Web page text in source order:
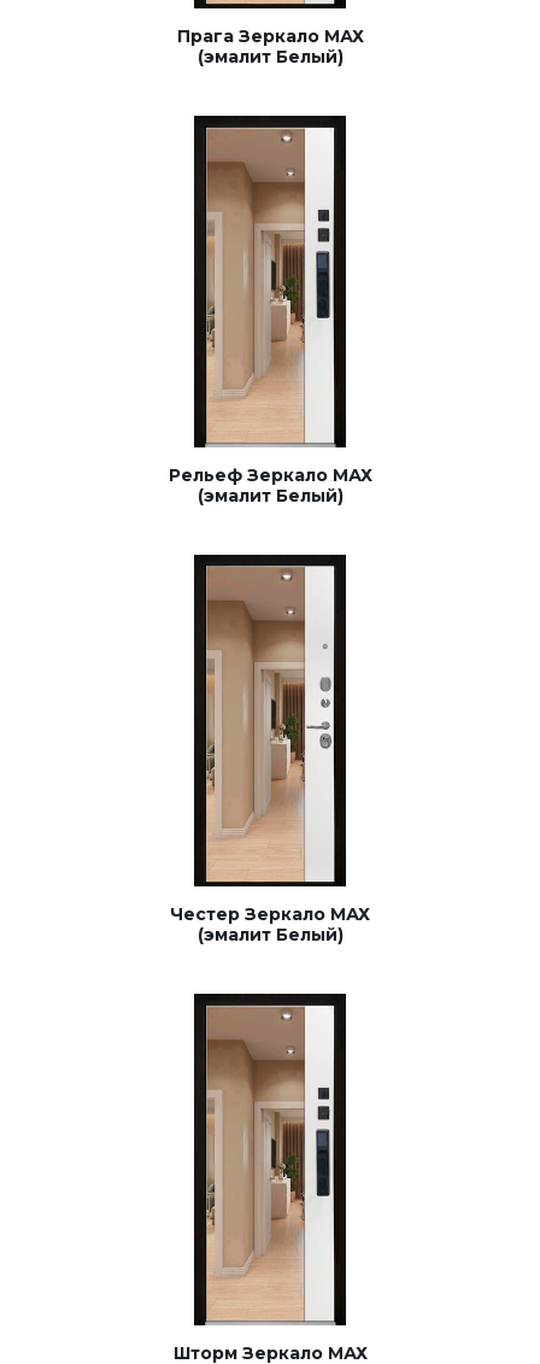
Прага Зеркало МАХ
(эмалит Белый)
Рельеф Зеркало МАХ
(эмалит Белый)
Честер Зеркало МАХ
(эмалит Белый)
Шторм Зеркало МАХ